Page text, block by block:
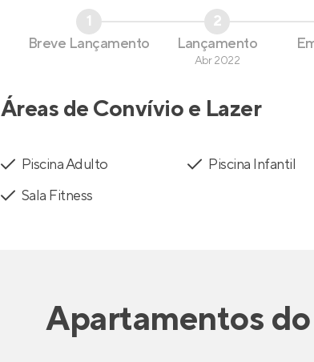
1
Breve Lançamento
2
Lançamento
Abr 2022
Áreas de Convívio e Lazer
Piscina Adulto Piscina Infantil
Sala Fitness
Apartamentos do